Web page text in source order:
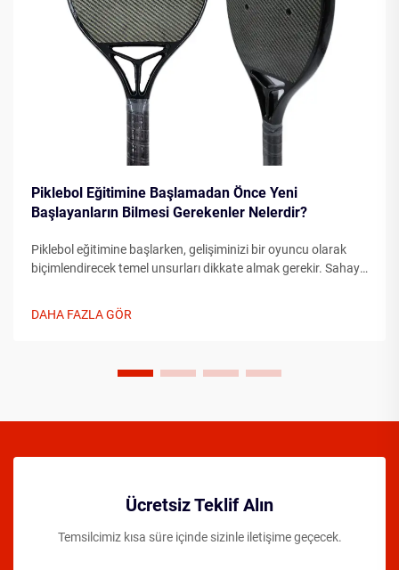
Piklebol Eğitimine Başlamadan Önce Yeni
Başlayanların Bilmesi Gerekenler Nelerdir?
Piklebol eğitimine başlarken, gelişiminizi bir oyuncu olarak
biçimlendirecek temel unsurları dikkate almak gerekir. Sahaya
ölçüde hızlandırabilir...
DAHA FAZLA GÖR
Ücretsiz Teklif Alın
Temsilcimiz kısa süre içinde sizinle iletişime geçecek.